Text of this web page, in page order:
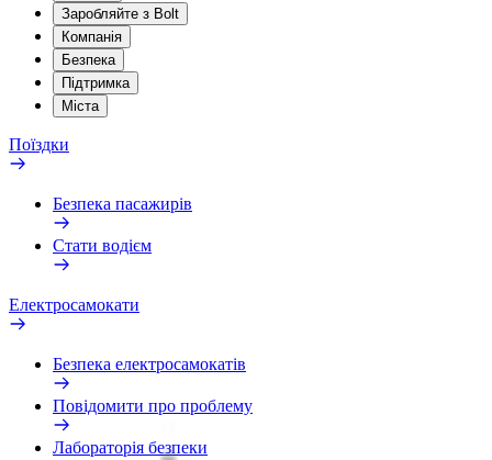
Заробляйте з Bolt
Компанія
Безпека
Підтримка
Міста
Поїздки
Безпека пасажирів
Стати водієм
Електросамокати
Безпека електросамокатів
Повідомити про проблему
Лабораторія безпеки